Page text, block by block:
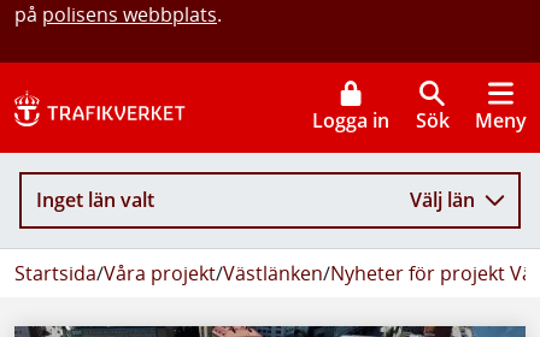
på polisens webbplats.
Logga in Sök Meny
Inget län valt Välj län
Startsida/Våra projekt/Västlänken/Nyheter för projekt